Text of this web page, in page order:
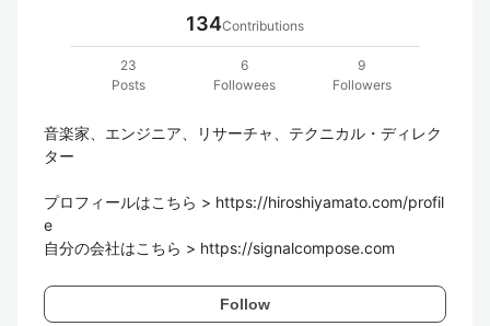
134Contributions
23
Posts
6
Followees
9
Followers
音楽家、エンジニア、リサーチャ、テクニカル・ディレク
ター
プロフィールはこちら > https://hiroshiyamato.com/profil
e
Follow